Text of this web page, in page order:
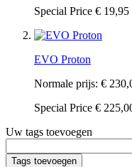
Special Price € 19,95
EVO Proton
Normale prijs: €
Special Price €
Uw tags toevoegen
Tags toevoegen